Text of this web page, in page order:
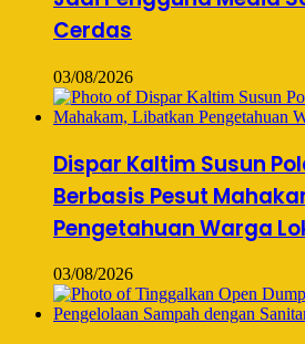
Cerdas
03/08/2026
Dispar Kaltim Susun
Berbasis Pesut
Pengetahuan Warga
03/08/2026